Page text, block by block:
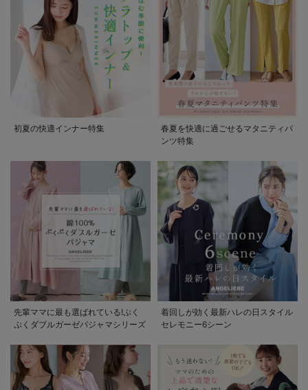
初夏の快適インナー特集
春夏を快適に過ごせるマタニティパ
ンツ特集
先輩ママに最も選ばれている!ぷく
ぷくダブルガーゼパジャマシリーズ
着回しが効く最新ハレの日スタイル
セレモニー6シーン